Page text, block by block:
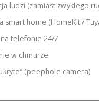
ludzi (zamiast zwykłego
smart home (HomeKit /
telefonie 24/7
w chmurze
(peephole camera)